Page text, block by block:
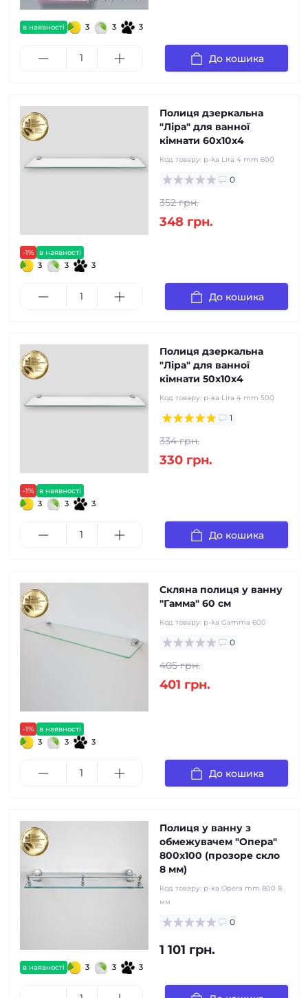
в наявності 3 3 3
До кошика
-1% в наявності
3 3 3
Полиця дзеркальна
"Ліра" для ванної
кімнати 60х10х4
Код товару: p-ka Lira 4 mm 600
0
352 грн.
348 грн.
До кошика
-1% в наявності
3 3 3
Полиця дзеркальна
"Ліра" для ванної
кімнати 50х10х4
Код товару: p-ka Lira 4 mm 500
1
334 грн.
330 грн.
До кошика
-1% в наявності
3 3 3
Скляна полиця у ванну
"Гамма" 60 см
Код товару: p-ka Gamma 600
0
405 грн.
401 грн.
До кошика
в наявності 3 3 3
Полиця у ванну з
обмежувачем "Опера"
800x100 (прозоре скло
8 мм)
Код товару: p-ka Opera mm 800 8
мм
0
1 101 грн.